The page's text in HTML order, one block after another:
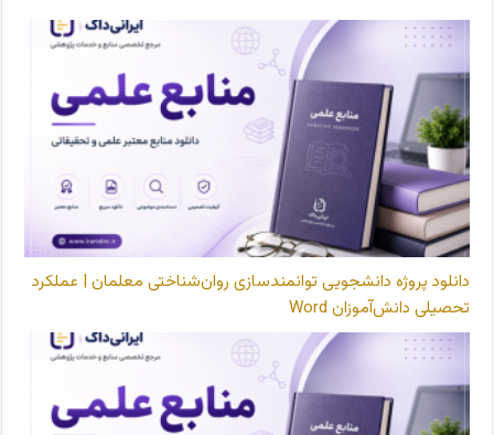
دانلود پروژه دانشجویی توانمندسازی روان‌شناختی معلمان | عملکرد
تحصیلی دانش‌آموزان Word